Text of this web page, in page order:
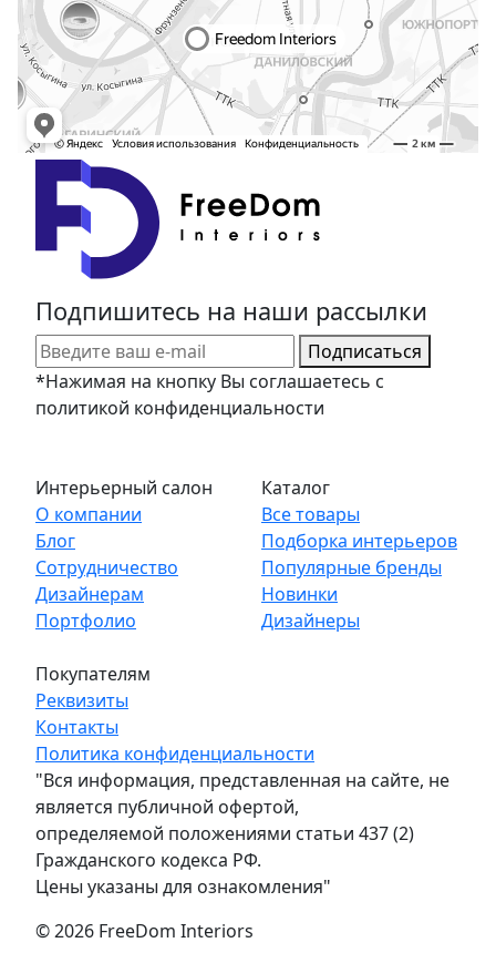
Интерьерный салон
О компании
Блог
Сотрудничество
Дизайнерам
Портфолио
Каталог
Все товары
Подборка интерьеров
Популярные бренды
Новинки
Дизайнеры
Покупателям
Реквизиты
Контакты
Подпишитесь на наши рассылки
Подписаться
*Нажимая на кнопку Вы соглашаетесь с
политикой конфиденциальности
Политика конфиденциальности
"Вся информация, представленная на сайте, не
является публичной офертой,
определяемой положениями статьи 437 (2)
Гражданского кодекса РФ.
Цены указаны для ознакомления"
© 2026 FreeDom Interiors